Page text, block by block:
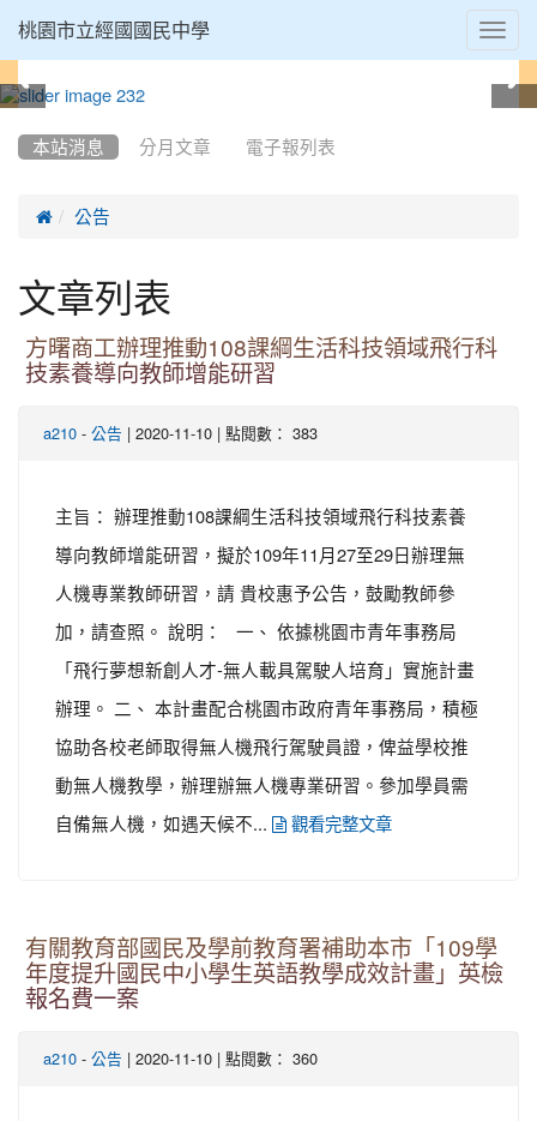
桃園市立經國國民中學
本站消息 分月文章 電子報列表
 公告
文章列表
方曙商工辦理推動108課綱生活科技領域飛行科
技素養導向教師增能研習
a210 - 公告 | 2020-11-10 | 點閱數： 383
主旨： 辦理推動108課綱生活科技領域飛行科技素養
導向教師增能研習，擬於109年11月27至29日辦理無
人機專業教師研習，請 貴校惠予公告，鼓勵教師參
加，請查照。 說明： 一、 依據桃園市青年事務局
「飛行夢想新創人才-無人載具駕駛人培育」實施計畫
辦理。 二、 本計畫配合桃園市政府青年事務局，積極
協助各校老師取得無人機飛行駕駛員證，俾益學校推
動無人機教學，辦理辦無人機專業研習。參加學員需
自備無人機，如遇天候不...
觀看完整文章
有關教育部國民及學前教育署補助本市「109學
年度提升國民中小學生英語教學成效計畫」英檢
報名費一案
a210 - 公告 | 2020-11-10 | 點閱數： 360